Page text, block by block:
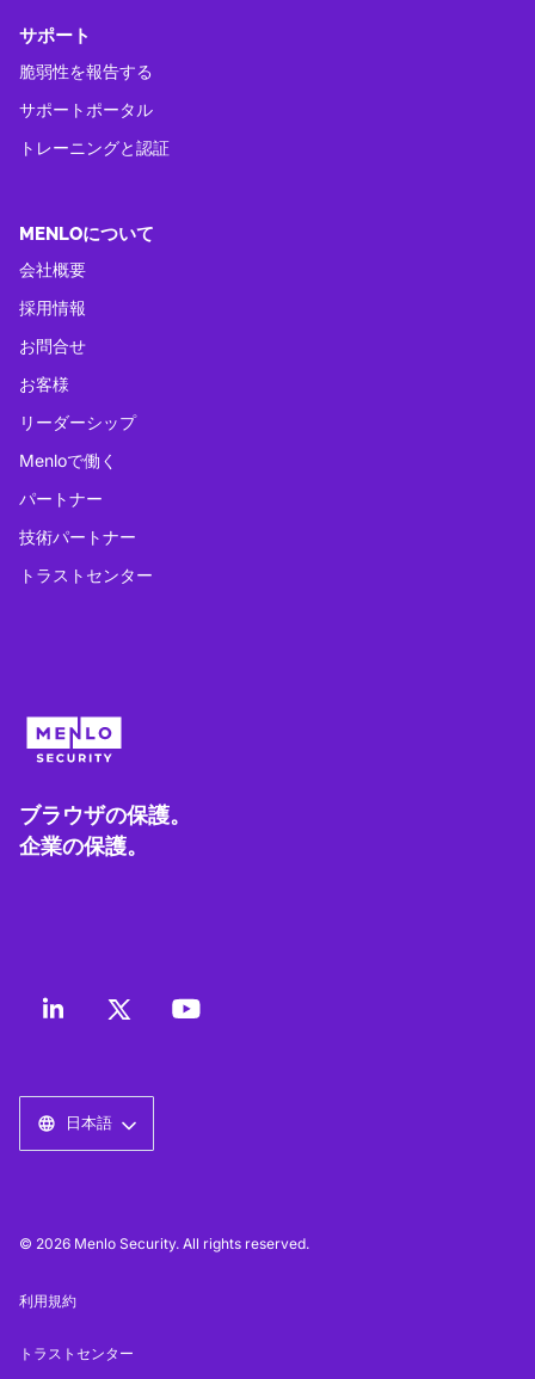
サポート
脆弱性を報告する
サポートポータル
トレーニングと認証
MENLOについて
会社概要
採用情報
お問合せ
お客様
リーダーシップ
Menloで働く
パートナー
技術パートナー
トラストセンター
ブラウザの保護。
企業の保護。
日本語
© 2026 Menlo Security. All rights reserved.
利用規約
トラストセンター